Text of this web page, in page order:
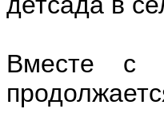
Вместе с